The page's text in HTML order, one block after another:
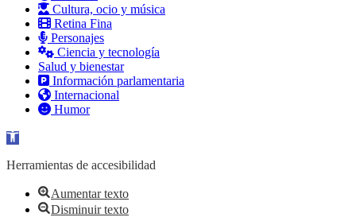
Cultura, ocio y música
Retina Fina
Personajes
Ciencia y tecnología
Salud y bienestar
Información parlamentaria
Internacional
Humor
Abrir barra de herramientas
Herramientas de accesibilidad
Aumentar texto
Disminuir texto